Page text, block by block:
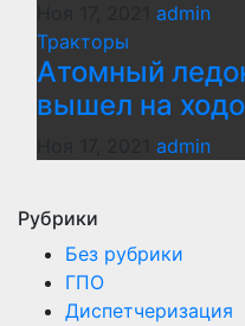
admin
Тракторы
Атомный
вышел на
admin
Рубрики
Без рубрики
ГПО
Диспетчеризация